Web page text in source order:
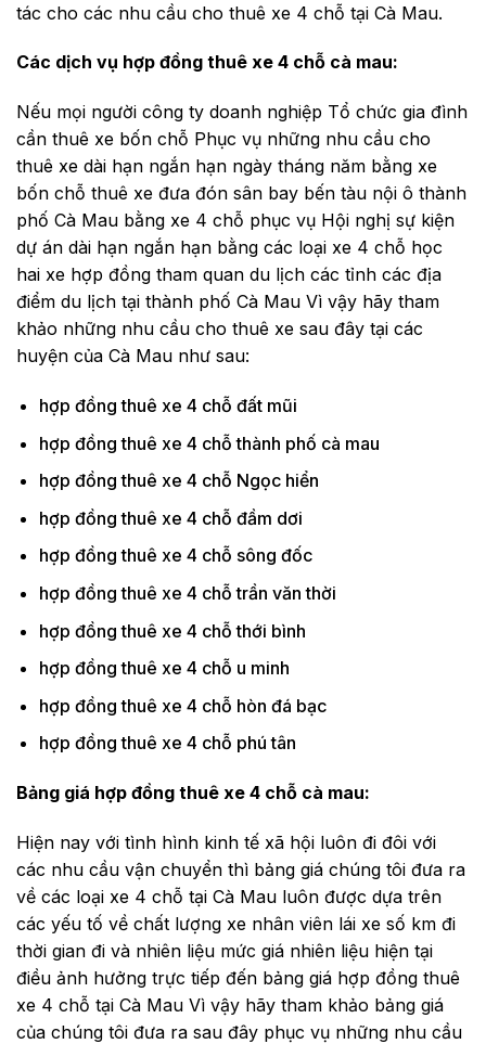
tác cho các nhu cầu cho thuê xe 4 chỗ tại Cà Mau.
Các dịch vụ hợp đồng thuê xe 4 chỗ cà mau:
Nếu mọi người công ty doanh nghiệp Tổ chức gia đình
cần thuê xe bốn chỗ Phục vụ những nhu cầu cho
thuê xe dài hạn ngắn hạn ngày tháng năm bằng xe
bốn chỗ thuê xe đưa đón sân bay bến tàu nội ô thành
phố Cà Mau bằng xe 4 chỗ phục vụ Hội nghị sự kiện
dự án dài hạn ngắn hạn bằng các loại xe 4 chỗ học
hai xe hợp đồng tham quan du lịch các tỉnh các địa
điểm du lịch tại thành phố Cà Mau Vì vậy hãy tham
khảo những nhu cầu cho thuê xe sau đây tại các
huyện của Cà Mau như sau:
hợp đồng thuê xe 4 chỗ đất mũi
hợp đồng thuê xe 4 chỗ thành phố cà mau
hợp đồng thuê xe 4 chỗ Ngọc hiển
hợp đồng thuê xe 4 chỗ đầm dơi
hợp đồng thuê xe 4 chỗ sông đốc
hợp đồng thuê xe 4 chỗ trần văn thời
hợp đồng thuê xe 4 chỗ thới bình
hợp đồng thuê xe 4 chỗ u minh
hợp đồng thuê xe 4 chỗ hòn đá bạc
hợp đồng thuê xe 4 chỗ phú tân
Bảng giá hợp đồng thuê xe 4 chỗ cà mau:
Hiện nay với tình hình kinh tế xã hội luôn đi đôi với
các nhu cầu vận chuyển thì bảng giá chúng tôi đưa ra
về các loại xe 4 chỗ tại Cà Mau luôn được dựa trên
các yếu tố về chất lượng xe nhân viên lái xe số km đi
thời gian đi và nhiên liệu mức giá nhiên liệu hiện tại
điều ảnh hưởng trực tiếp đến bảng giá hợp đồng thuê
xe 4 chỗ tại Cà Mau Vì vậy hãy tham khảo bảng giá
của chúng tôi đưa ra sau đây phục vụ những nhu cầu